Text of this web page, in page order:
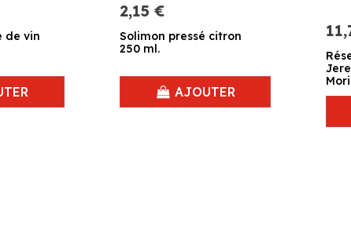
de vin
2,15 €
Solimon pressé citron
250 ml.
AJOUTER